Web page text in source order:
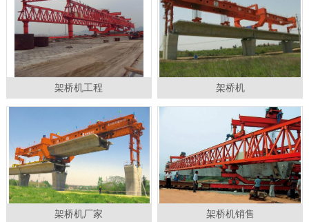
架桥机工程 架桥机
架桥机厂家 架桥机销售